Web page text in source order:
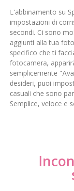
L'abbinamento su
impostazioni di
secondi. Ci sono
aggiunti alla tua
specifico che ti
fotocamera,
semplicemente
desideri, puoi
casuali che sono
Semplice, veloce e